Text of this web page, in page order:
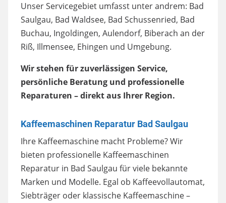
Unser Servicegebiet umfasst unter andrem: Bad
Saulgau, Bad Waldsee, Bad Schussenried, Bad
Buchau, Ingoldingen, Aulendorf, Biberach an der
Riß, Illmensee, Ehingen und Umgebung.
Wir stehen für zuverlässigen Service,
persönliche Beratung und professionelle
Reparaturen – direkt aus Ihrer Region.
Kaffeemaschinen Reparatur Bad Saulgau
Ihre Kaffeemaschine macht Probleme? Wir
bieten professionelle Kaffeemaschinen
Reparatur in Bad Saulgau für viele bekannte
Marken und Modelle. Egal ob Kaffeevollautomat,
Siebträger oder klassische Kaffeemaschine –